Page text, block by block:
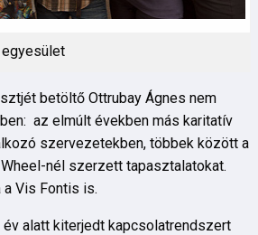
betöltő Ottrubay Ágnes nem
az elmúlt években más karitatív
szervezetekben, többek között a
nél szerzett tapasztalatokat.
Vis Fontis is.
alatt kiterjedt kapcsolatrendszert